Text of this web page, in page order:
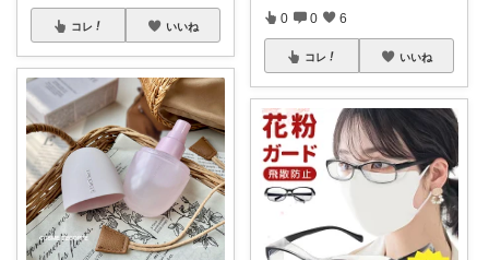
コレ いいね
0 0 6
コレ いいね